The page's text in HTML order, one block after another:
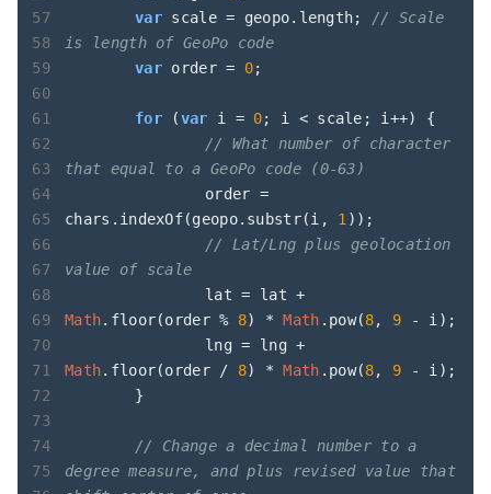
var scale = geopo.length;
// Scale
is length of GeoPo code
var order = 0;
for (var i = 0; i < scale; i++) {
// What number of character
that equal to a GeoPo code (0-63)
chars.indexOf(geopo.substr(i, 1 ));
// Lat/Lng plus geolocation
value of scale
Math.floor(order % 8) * Math .pow(8, 9 - i);
Math.floor(order / 8) * Math .pow(8, 9 - i);
// Change a decimal number to a
degree measure, and plus revised value that